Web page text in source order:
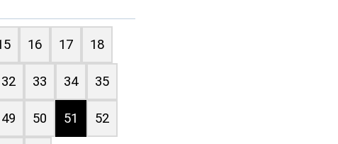
16 17 18
32 33 34 35
49 50 51 52